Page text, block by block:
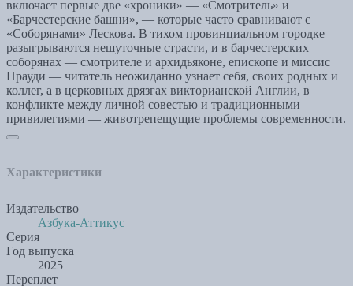
включает первые две «хроники» — «Смотритель» и
«Барчестерские башни», — которые часто сравнивают с
«Соборянами» Лескова. В тихом провинциальном городке
разыгрываются нешуточные страсти, и в барчестерских
соборянах — смотрителе и архидьяконе, епископе и миссис
Прауди — читатель неожиданно узнает себя, своих родных и
коллег, а в церковных дрязгах викторианской Англии, в
конфликте между личной совестью и традиционными
привилегиями — животрепещущие проблемы современности.
Характеристики
Издательство
Азбука-Аттикус
Серия
Год выпуска
2025
Переплет